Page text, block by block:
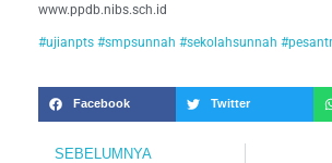
www.ppdb.nibs.sch.id
#ujianpts #smpsunnah #sekolahsunnah
Facebook Twitter
SEBELUMNYA